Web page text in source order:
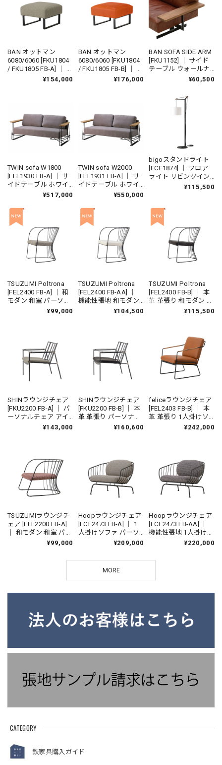
CATEGORY
鉄家具購入ガイド
BAN オットマン
6080/6060 [FKU1804
/ FKU1805 FB-A] ｜ フ
ットスツール BAN
¥154,000
BAN オットマン
6080/6060 [FKU1804
/ FKU1805 FB-B] ｜ 本
革 革張り フットスツ
¥176,000
BAN SOFA SIDE ARM
[FKU1152] ｜ サイド
テーブル ウォールナ
ット リビングソファ
¥60,500
TWIN sofa W1800
[FEL1930 FB-A] ｜ サ
イドテーブル ホワイ
トオーク リビングソ
ソファ 国産家具
¥517,000
TWIN sofa W2000
[FEL1931 FB-A] ｜ サ
イドテーブル ホワイ
トオーク リビングソ
ソファ 国産家具
¥550,000
bigoスタンドライト
[FCF1874] ｜ フロア
ライト リビングイン
テリア 美濃和紙 揉み
¥115,500
TSUZUMI Poltrona
[FEL2400 FB-A] ｜ 和
モダン 和室 パーソナ
ルチェア ラウンジチ
¥99,000
TSUZUMI Poltrona
[FEL2400 FB-AA] ｜
機能性張地 和モダン
和室 パーソナルチェ
¥104,500
TSUZUMI Poltrona
[FEL2400 FB-B] ｜ 本
革 革張り 和モダン 和
室 パーソナルチェア
¥115,500
SHINラウンジチェア
[FKU2200 FB-A] ｜ パ
ーソナルチェア アイ
アンチェア 鉄家具 国
¥143,000
SHINラウンジチェア
[FKU2200 FB-B] ｜ 本
革 革張り パーソナル
チェア アイアンチェ
¥160,600
feliceラウンジチェア
[FEL2403 FB-B] ｜ 本
革 革張り 1人掛けソ
ファ パーソナルチェ
¥242,000
TSUZUMIラウンジチ
ェア [FEL2200 FB-A]
｜ 和モダン 和室 パー
ソナルチェア アイア
¥99,000
Hoopラウンジチェア
[FCF2473 FB-A] ｜ 1
人掛けソファ パーソ
ナルチェア アイアン
¥209,000
Hoopラウンジチェア
[FCF2473 FB-AA] ｜
機能性張地 1人掛けソ
ファ パーソナルチェ
¥220,000
MORE